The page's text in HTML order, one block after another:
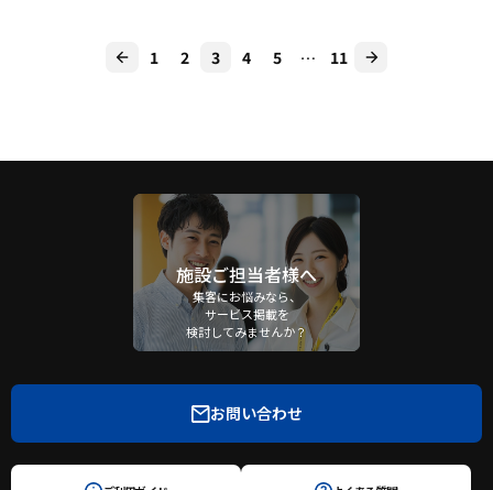
1 2 3 4 5 … 11
施設ご担当者様へ
集客にお悩みなら、
サービス掲載を
検討してみませんか？
お問い合わせ